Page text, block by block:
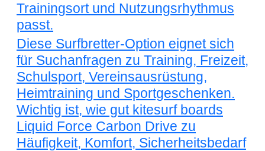
Trainingsort und Nutzungsrhythmus
passt.
Diese Surfbretter-Option eignet sich
für Suchanfragen zu Training, Freizeit,
Schulsport, Vereinsausrüstung,
Heimtraining und Sportgeschenken.
Wichtig ist, wie gut kitesurf boards
Liquid Force Carbon Drive zu
Häufigkeit, Komfort, Sicherheitsbedarf